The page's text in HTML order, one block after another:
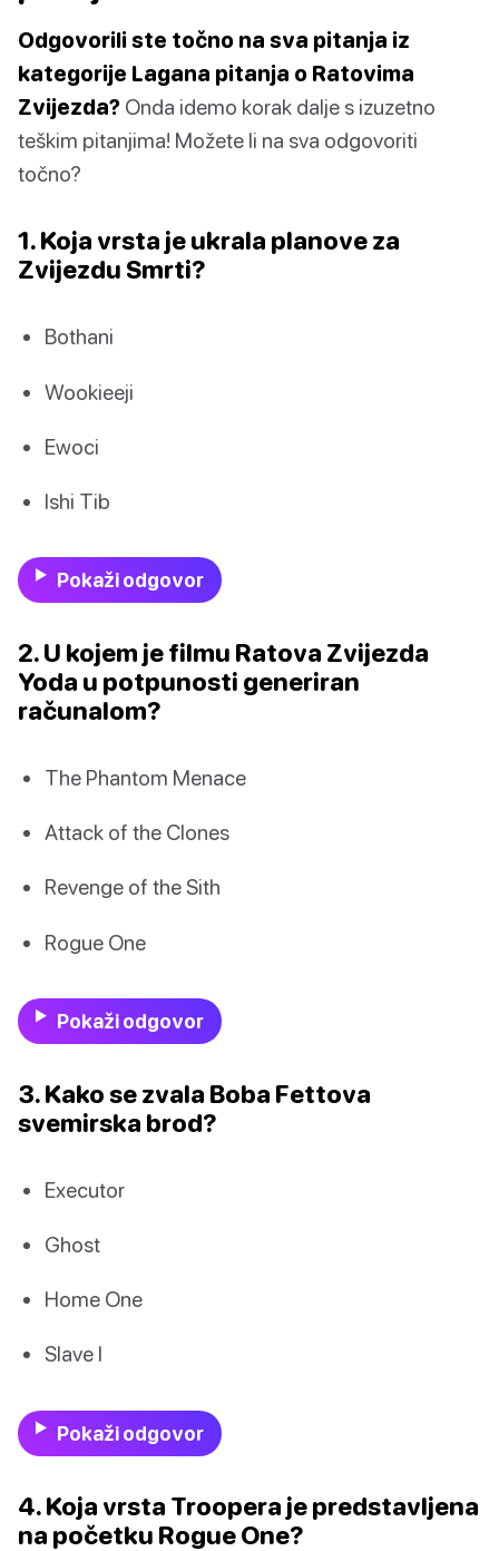
Odgovorili ste točno na sva pitanja iz
kategorije Lagana pitanja o Ratovima
Zvijezda? Onda idemo korak dalje s izuzetno
teškim pitanjima! Možete li na sva odgovoriti
točno?
1. Koja vrsta je ukrala planove za
Zvijezdu Smrti?
Bothani
Wookieeji
Ewoci
Ishi Tib
Pokaži odgovor
2. U kojem je filmu Ratova Zvijezda
Yoda u potpunosti generiran
računalom?
The Phantom Menace
Attack of the Clones
Revenge of the Sith
Rogue One
Pokaži odgovor
3. Kako se zvala Boba Fettova
svemirska brod?
Executor
Ghost
Home One
Slave I
Pokaži odgovor
4. Koja vrsta Troopera je predstavljena
na početku Rogue One?